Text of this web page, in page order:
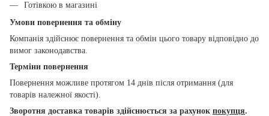
Готівкою в магазині
Умови повернення та обміну
Компанія здійснює повернення та обмін цього товару відповідно до
вимог законодавства.
Терміни повернення
Повернення можливе протягом 14 днів після отримання (для
товарів належної якості).
Зворотня доставка товарів здійснюється за рахунок покупця.